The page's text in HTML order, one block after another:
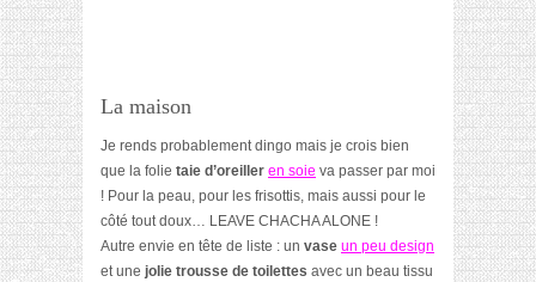
La maison
Je rends probablement dingo mais je crois bien
que la folie taie d’oreiller en soie va passer par moi
! Pour la peau, pour les frisottis, mais aussi pour le
côté tout doux… LEAVE CHACHA ALONE !
Autre envie en tête de liste : un vase un peu design
et une jolie trousse de toilettes avec un beau tissu